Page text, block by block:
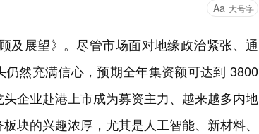
Aa 大号字
及展望》。尽管市场面对地缘政治紧张、通
然充满信心，预期全年集资额可达到 3800
企业赴港上市成为募资主力、越来越多内地
块的兴趣浓厚，尤其是人工智能、新材料、